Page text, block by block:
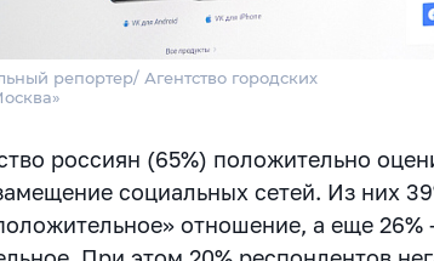
репортер/ Агентство городских
россиян (65%) положительно
социальных сетей. Из них
отношение, а еще 26%